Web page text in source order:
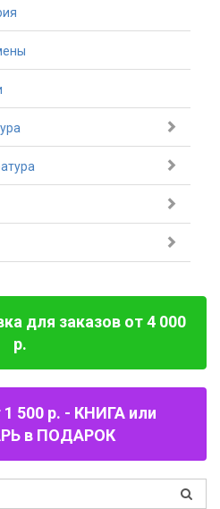
для заказов от 4 000
р.
500 р. - КНИГА или
в ПОДАРОК